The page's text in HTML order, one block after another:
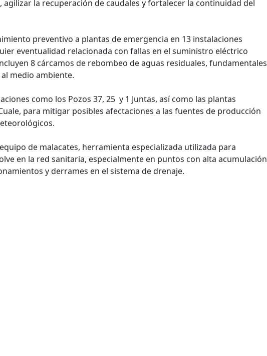
la recuperación de caudales y fortalecer la continuidad del
preventivo a plantas de emergencia en 13 instalaciones
eventualidad relacionada con fallas en el suministro eléctrico
8 cárcamos de rebombeo de aguas residuales, fundamentales
medio ambiente.
como los Pozos 37, 25 y 1 Juntas, así como las plantas
para mitigar posibles afectaciones a las fuentes de producción
de malacates, herramienta especializada utilizada para
en la red sanitaria, especialmente en puntos con alta acumulación
y derrames en el sistema de drenaje.